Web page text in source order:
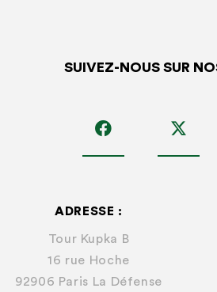
SUIVEZ-NOUS SUR
ADRESSE :
Tour Kupka B
16 rue Hoche
92906 Paris La Défense